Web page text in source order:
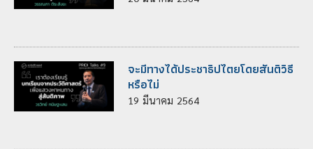
จะมีทางได้ประชาธิปไตยโดยสันติวิธี
หรือไม่
19 มีนาคม 2564